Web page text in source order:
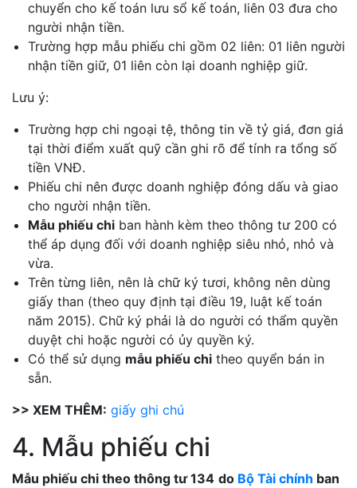
chuyển cho kế toán lưu sổ kế toán, liên 03 đưa cho
người nhận tiền.
Trường hợp mẫu phiếu chi gồm 02 liên: 01 liên người
nhận tiền giữ, 01 liên còn lại doanh nghiệp giữ.
Lưu ý:
Trường hợp chi ngoại tệ, thông tin về tỷ giá, đơn giá
tại thời điểm xuất quỹ cần ghi rõ để tính ra tổng số
tiền VNĐ.
Phiếu chi nên được doanh nghiệp đóng dấu và giao
cho người nhận tiền.
Mẫu phiếu chi ban hành kèm theo thông tư 200 có
thể áp dụng đối với doanh nghiệp siêu nhỏ, nhỏ và
vừa.
Trên từng liên, nên là chữ ký tươi, không nên dùng
giấy than (theo quy định tại điều 19, luật kế toán
năm 2015). Chữ ký phải là do người có thẩm quyền
duyệt chi hoặc người có ủy quyền ký.
Có thể sử dụng mẫu phiếu chi theo quyển bán in
sẵn.
>> XEM THÊM: giấy ghi chú
4. Mẫu phiếu chi
Mẫu phiếu chi theo thông tư 134 do Bộ Tài chính ban